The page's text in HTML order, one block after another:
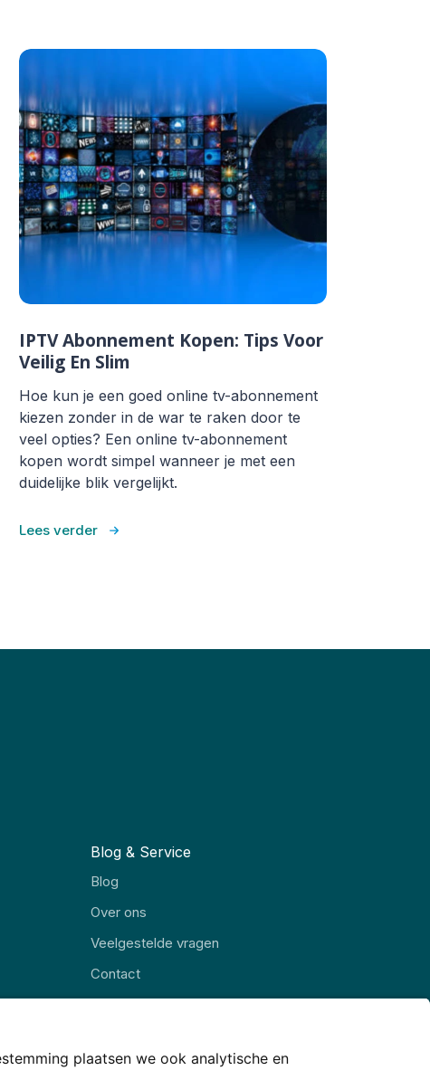
IPTV Abonnement Kopen: Tips Voor
Veilig En Slim
Hoe kun je een goed online tv-abonnement
kiezen zonder in de war te raken door te
veel opties? Een online tv-abonnement
kopen wordt simpel wanneer je met een
duidelijke blik vergelijkt.
Lees verder
Blog & Service
Blog
Over ons
Veelgestelde vragen
Contact
Alle rubrieken